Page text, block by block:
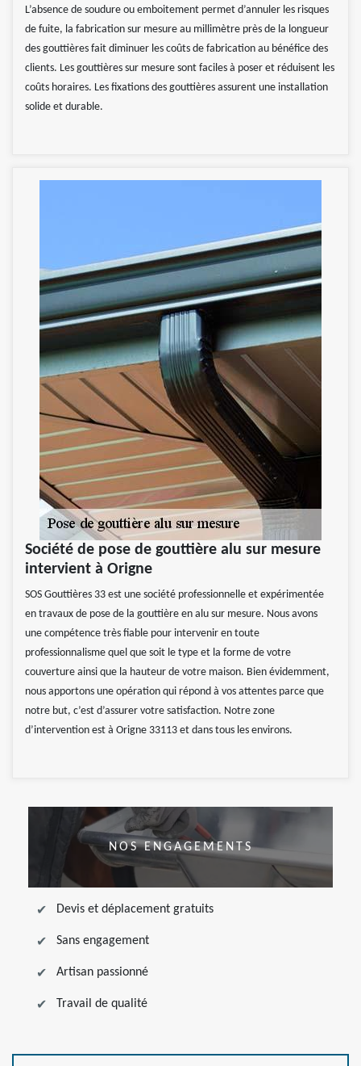
L’absence de soudure ou emboitement permet d’annuler les risques
de fuite, la fabrication sur mesure au millimètre près de la longueur
des gouttières fait diminuer les coûts de fabrication au bénéfice des
clients. Les gouttières sur mesure sont faciles à poser et réduisent les
coûts horaires. Les fixations des gouttières assurent une installation
solide et durable.
Société de pose de gouttière alu sur mesure
intervient à Origne
SOS Gouttières 33 est une société professionnelle et expérimentée
en travaux de pose de la gouttière en alu sur mesure. Nous avons
une compétence très fiable pour intervenir en toute
professionnalisme quel que soit le type et la forme de votre
couverture ainsi que la hauteur de votre maison. Bien évidemment,
nous apportons une opération qui répond à vos attentes parce que
notre but, c’est d’assurer votre satisfaction. Notre zone
d’intervention est à Origne 33113 et dans tous les environs.
NOS ENGAGEMENTS
Devis et déplacement gratuits
Sans engagement
Artisan passionné
Travail de qualité